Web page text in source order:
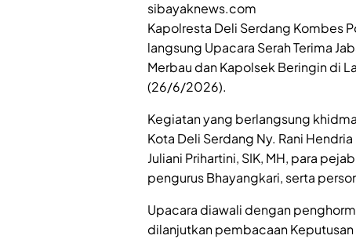
sibayaknews.com
Kapolresta Deli Serdang Kombes
langsung Upacara Serah Terima
Merbau dan Kapolsek Beringin di
(26/6/2026).
Kegiatan yang berlangsung
Kota Deli Serdang Ny. Rani
Juliani Prihartini, SIK, MH, para
pengurus Bhayangkari, serta
Upacara diawali dengan
dilanjutkan pembacaan